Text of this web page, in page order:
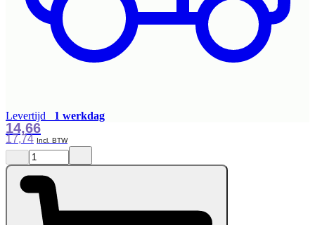
Levertijd 1 werkdag
17,74
14,66